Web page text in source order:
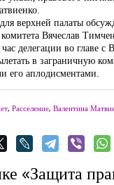
верхней палаты
комитета Вячеслав
делегации во главе с
в заграничную
его аплодисментами.
, Расселение, Валентина
«Защита